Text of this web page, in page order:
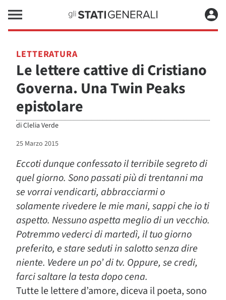
LETTERATURA
Le lettere cattive di Cristiano
Governa. Una Twin Peaks
epistolare
diClelia Verde
25 Marzo 2015
Eccoti dunque confessato il terribile segreto di
quel giorno. Sono passati più di trentanni ma
se vorrai vendicarti, abbracciarmi o
solamente rivedere le mie mani, sappi che io ti
aspetto. Nessuno aspetta meglio di un vecchio.
Potremmo vederci di martedì, il tuo giorno
preferito, e stare seduti in salotto senza dire
niente. Vedere un po’ di tv. Oppure, se credi,
farci saltare la testa dopo cena.
Tutte le lettere d’amore, diceva il poeta, sono